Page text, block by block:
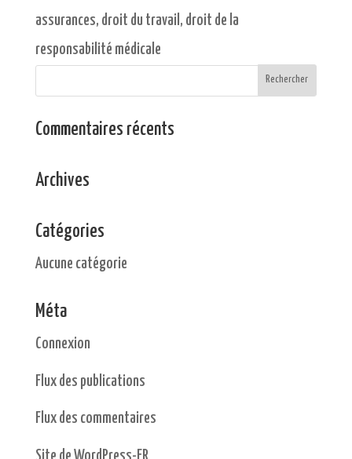
assurances, droit du travail, droit de la
responsabilité médicale
Commentaires récents
Archives
Catégories
Aucune catégorie
Méta
Connexion
Flux des publications
Flux des commentaires
Site de WordPress-FR